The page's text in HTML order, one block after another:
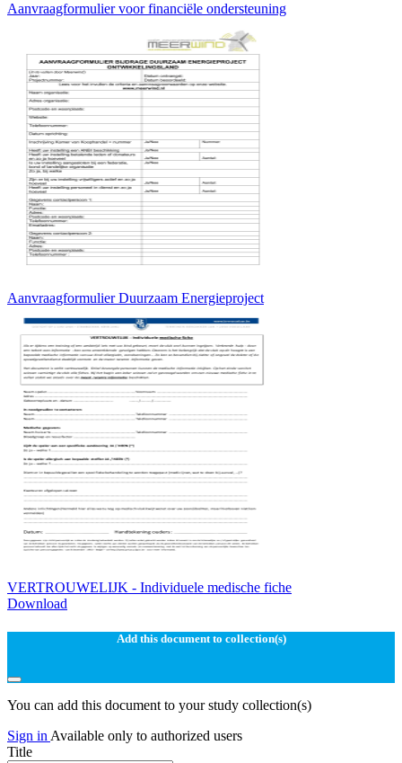
Aanvraagformulier voor financiële ondersteuning
Aanvraagformulier Duurzaam Energieproject
VERTROUWELIJK - Individuele medische fiche
Download
Add this document to collection(s)
You can add this document to your study collection(s)
Sign in Available only to authorized users
Title